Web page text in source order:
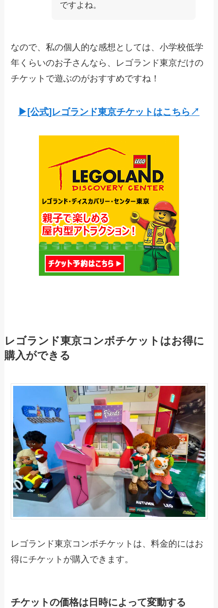
ですよね。
なので、私の個人的な感想としては、小学校低学
年くらいのお子さんなら、レゴランド東京だけの
チケットで遊ぶのがおすすめですね！
▶︎[公式]レゴランド東京チケットはこちら↗︎
レゴランド東京コンボチケットはお得に
購入ができる
レゴランド東京コンボチケットは、料金的にはお
得にチケットが購入できます。
チケットの価格は日時によって変動する